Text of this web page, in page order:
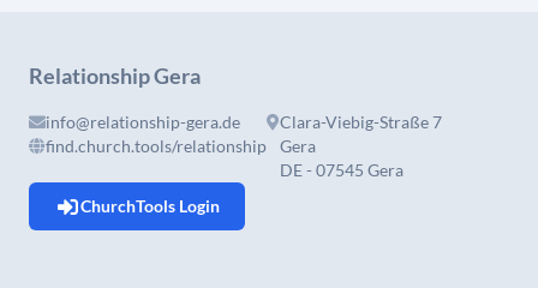
Relationship Gera
info@relationship-gera.de
find.church.tools/relationship
Clara-Viebig-Straße 7
Gera
DE - 07545 Gera
ChurchTools Login